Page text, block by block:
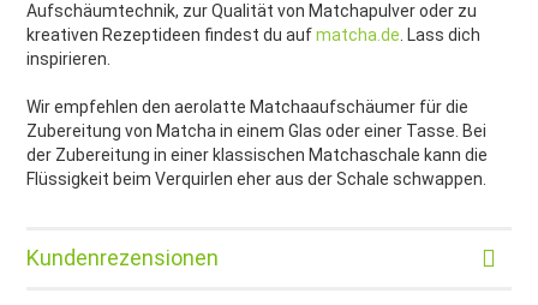
Aufschäumtechnik, zur Qualität von Matchapulver oder zu
kreativen Rezeptideen findest du aufmatcha.de . Lass dich
inspirieren.
Wir empfehlen den aerolatte Matchaaufschäumer für die
Zubereitung von Matcha in einem Glas oder einer Tasse. Bei
der Zubereitung in einer klassischen Matchaschale kann die
Flüssigkeit beim Verquirlen eher aus der Schale schwappen.
Kundenrezensionen